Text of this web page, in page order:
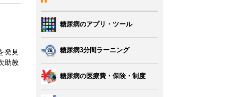
発見
助教
糖尿病のアプリ・ツール
糖尿病3分間ラーニング
糖尿病の医療費・保険・制度